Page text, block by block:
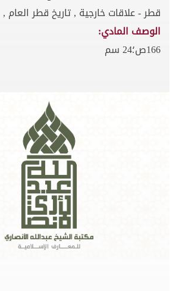
قطر - علاقات خارجية , تاريخ قطر العام ,
الوصف المادي:
166ص؛24 سم